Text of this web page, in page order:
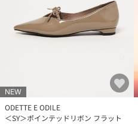
NEW
ODETTE E ODILE
＜SY＞ポインテッドリボン フラット